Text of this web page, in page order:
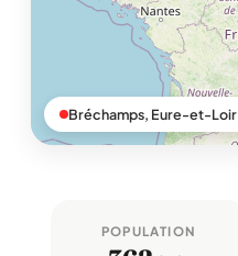
Bréchamps, Eure-et-Loir
POPULATION